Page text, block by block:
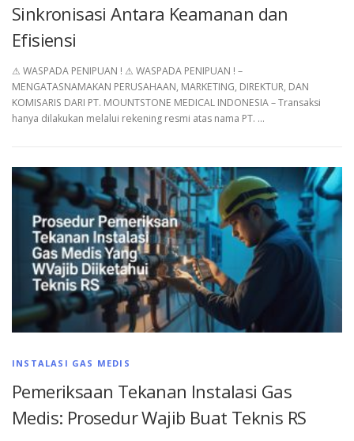
Sinkronisasi Antara Keamanan dan
Efisiensi
⚠︎ WASPADA PENIPUAN ! ⚠︎ WASPADA PENIPUAN ! –
MENGATASNAMAKAN PERUSAHAAN, MARKETING, DIREKTUR, DAN
KOMISARIS DARI PT. MOUNTSTONE MEDICAL INDONESIA – Transaksi
hanya dilakukan melalui rekening resmi atas nama PT. …
INSTALASI GAS MEDIS
Pemeriksaan Tekanan Instalasi Gas
Medis: Prosedur Wajib Buat Teknis RS